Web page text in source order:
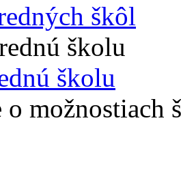
škôl
školu
školu
možnostiach